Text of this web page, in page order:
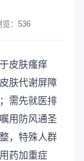
： 536
皮肤瘙痒
肤代谢屏障
需先就医排
用防风通圣
，特殊人群
药加重症